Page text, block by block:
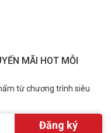
MÃI HOT MỖI
từ chương trình siêu